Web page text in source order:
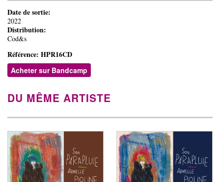
Date de sortie:
2022
Distribution:
Cod&s
Référence: HPR16CD
Acheter sur Bandcamp
DU MÊME ARTISTE